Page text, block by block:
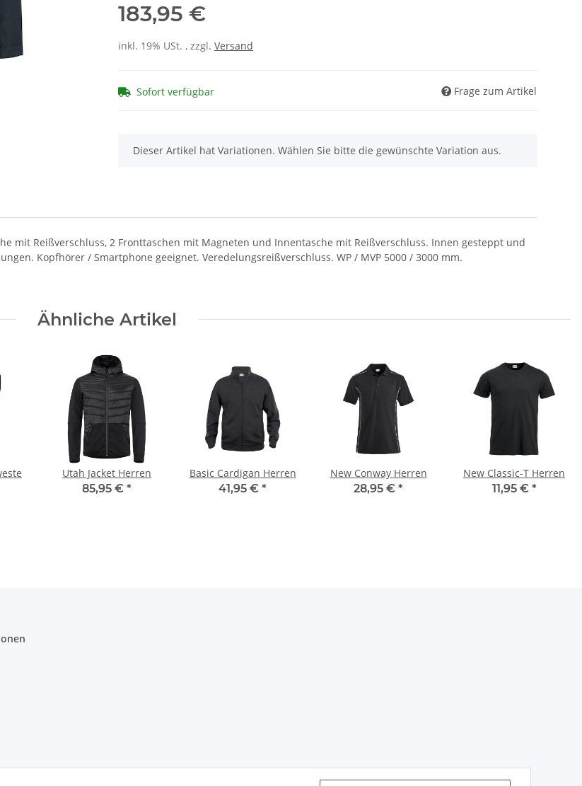
183,95 €
inkl. 19% USt. , zzgl. Versand
Sofort verfügbar Frage zum Artikel
x
Dieser Artikel hat Variationen. Wählen Sie bitte die gewünschte Variation aus.
mit Reißverschluss, 2 Fronttaschen mit Magneten und Innentasche mit Reißverschluss. Innen gesteppt und
Kopfhörer / Smartphone geeignet. Veredelungsreißverschluss. WP / MVP 5000 / 3000 mm.
Ähnliche Artikel
Utah Jacket Herren
85,95 € *
Basic Cardigan Herren
41,95 € *
New Conway Herren
28,95 € *
New Classic-T Herren
11,95 € *